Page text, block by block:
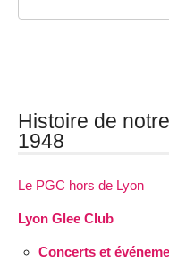
Histoire de
1948
Le PGC hors de Lyon
Lyon Glee Club
Concerts et